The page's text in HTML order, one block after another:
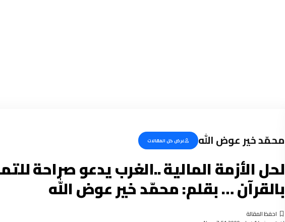
محمّد خير عوض الله عرض كل المقالات
لحل الأزمة المالية ..الغرب يدعو صراحة
بالقرآن … بقلم: محمّد خير عوض الله